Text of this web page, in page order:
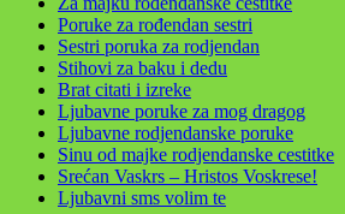
Poruke za rođendan sestri
Sestri poruka za rodjendan
Stihovi za baku i dedu
Brat citati i izreke
Ljubavne poruke za mog dragog
Ljubavne rodjendanske poruke
Sinu od majke rodjendanske cestitke
Srećan Vaskrs – Hristos Voskrese!
Ljubavni sms volim te